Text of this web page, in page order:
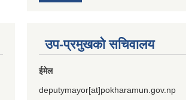
उप-प्रमुखको सचिवालय
ईमेल
deputymayor[at]pokharamun.gov.np